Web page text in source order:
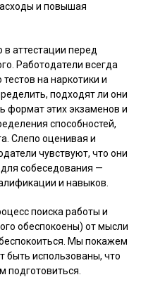
и повышая
аттестации перед
Работодатели всегда
на наркотики и
подходят ли они
формат этих экзаменов и
способностей,
Слепо оценивая и
чувствуют, что они
собеседования —
и навыков.
поиска работы и
обеспокоены) от мысли
Мы покажем
быть использованы, что
подготовиться.